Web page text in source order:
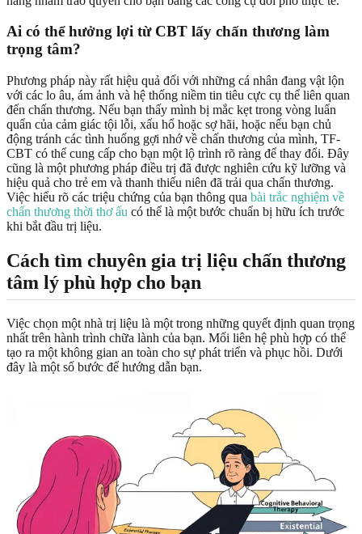
Ai có thể hưởng lợi từ CBT lấy chấn thương làm
trọng tâm?
Phương pháp này rất hiệu quả đối với những cá nhân đang vật lộn
với các lo âu, ám ảnh và hệ thống niềm tin tiêu cực cụ thể liên quan
đến chấn thương. Nếu bạn thấy mình bị mắc kẹt trong vòng luẩn
quẩn của cảm giác tội lỗi, xấu hổ hoặc sợ hãi, hoặc nếu bạn chủ
động tránh các tình huống gợi nhớ về chấn thương của mình, TF-
CBT có thể cung cấp cho bạn một lộ trình rõ ràng để thay đổi. Đây
cũng là một phương pháp điều trị đã được nghiên cứu kỹ lưỡng và
hiệu quả cho trẻ em và thanh thiếu niên đã trải qua chấn thương.
Việc hiểu rõ các triệu chứng của bạn thông qua bài trắc nghiệm về
chấn thương thời thơ ấu có thể là một bước chuẩn bị hữu ích trước
khi bắt đầu trị liệu.
Cách tìm chuyên gia trị liệu chấn thương
tâm lý phù hợp cho bạn
Việc chọn một nhà trị liệu là một trong những quyết định quan trọng
nhất trên hành trình chữa lành của bạn. Mối liên hệ phù hợp có thể
tạo ra một không gian an toàn cho sự phát triển và phục hồi. Dưới
đây là một số bước để hướng dẫn bạn.